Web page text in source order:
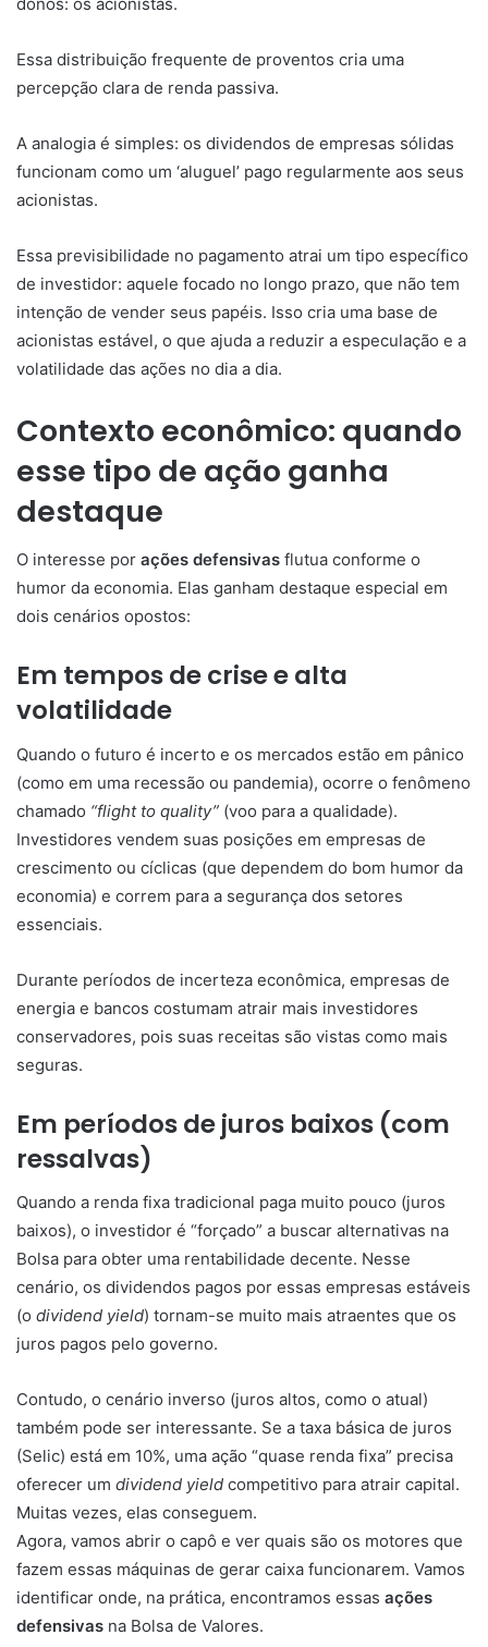
Essa distribuição frequente de proventos cria uma
percepção clara de renda passiva.
A analogia é simples: os dividendos de empresas sólidas
funcionam como um ‘aluguel’ pago regularmente aos seus
acionistas.
Essa previsibilidade no pagamento atrai um tipo específico
de investidor: aquele focado no longo prazo, que não tem
intenção de vender seus papéis. Isso cria uma base de
acionistas estável, o que ajuda a reduzir a especulação e a
volatilidade das ações no dia a dia.
Contexto econômico: quando
esse tipo de ação ganha
destaque
O interesse por ações defensivas flutua conforme o
humor da economia. Elas ganham destaque especial em
dois cenários opostos:
Em tempos de crise e alta
volatilidade
Quando o futuro é incerto e os mercados estão em pânico
(como em uma recessão ou pandemia), ocorre o fenômeno
chamado “flight to quality” (voo para a qualidade).
Investidores vendem suas posições em empresas de
crescimento ou cíclicas (que dependem do bom humor da
economia) e correm para a segurança dos setores
essenciais.
Durante períodos de incerteza econômica, empresas de
energia e bancos costumam atrair mais investidores
conservadores, pois suas receitas são vistas como mais
seguras.
Em períodos de juros baixos (com
ressalvas)
Quando a renda fixa tradicional paga muito pouco (juros
baixos), o investidor é “forçado” a buscar alternativas na
Bolsa para obter uma rentabilidade decente. Nesse
cenário, os dividendos pagos por essas empresas estáveis
(o dividend yield) tornam-se muito mais atraentes que os
juros pagos pelo governo.
Contudo, o cenário inverso (juros altos, como o atual)
também pode ser interessante. Se a taxa básica de juros
(Selic) está em 10%, uma ação “quase renda fixa” precisa
oferecer um dividend yield competitivo para atrair capital.
Muitas vezes, elas conseguem.
Agora, vamos abrir o capô e ver quais são os motores que
fazem essas máquinas de gerar caixa funcionarem. Vamos
identificar onde, na prática, encontramos essas ações
defensivas na Bolsa de Valores.